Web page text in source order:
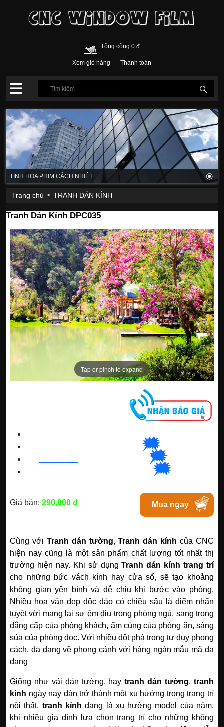
Tổng cộng 0 đ
Xem giỏ hàng Thanh toán
TINH HOA PHIM CÁCH NHIỆT
Trang chủ > TRANH DÁN KÍNH
Tranh Dán Kính DPC035
Tap or pinch to expand
🗯
🗯
🗯
Giá bán: 290,000 đ Mua ngay
Cùng với Tranh dán tường,Tranh dán kính của CNC
hiện nay cũng là một sản phẩm chất lượng tốt nhất thị
trường hiện nay. Khi sử dụngTranh dán kính trang trí
cho những bức vách kính hay cửa sổ, sẽ tạo khoảng
không gian yên bình và dễ chịu khi bước vào phòng.
Nhiều hoa văn đẹp độc đáo có chiều sâu là điểm nhấn
tuyệt vời mang lại sự êm dịu trong phòng ngủ, sang trọng
đẳng cấp của phòng khách, ấm cúng của phòng ăn, sáng
sủa của phòng đọc. Với nhiều đột phá trong tư duy phong
cách, đa dạng về phong cảnh với hàng ngàn mẫu mã đa
dạng
Giống như vải dán tường, haytranh dán tường,tranh
kính ngày nay dàn trở thành một xu hướng trong trang trí
nội thất. tranh kính đang là xu hướng model của năm,
khi nhiều gia đình lựa chọn trang trí cho những không